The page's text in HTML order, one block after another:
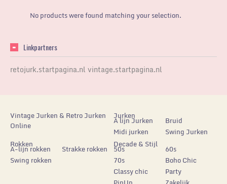
No products were found matching your selection.
Linkpartners
retojurk.startpagina.nl vintage.startpagina.nl
Vintage Jurken & Retro Jurken
Online
Jurken
A lijn Jurken
Bruid
Midi jurken
Swing Jurken
Rokken
A-lijn rokken
Strakke rokken
Swing rokken
Decade & Stijl
50s
60s
70s
Boho Chic
Classy chic
Party